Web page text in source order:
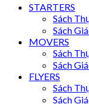
STARTERS
Sách
Sách
MOVERS
Sách
Sách
FLYERS
Sách
Sách